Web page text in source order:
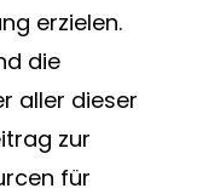
erzielen.
die
aller dieser
zur
für